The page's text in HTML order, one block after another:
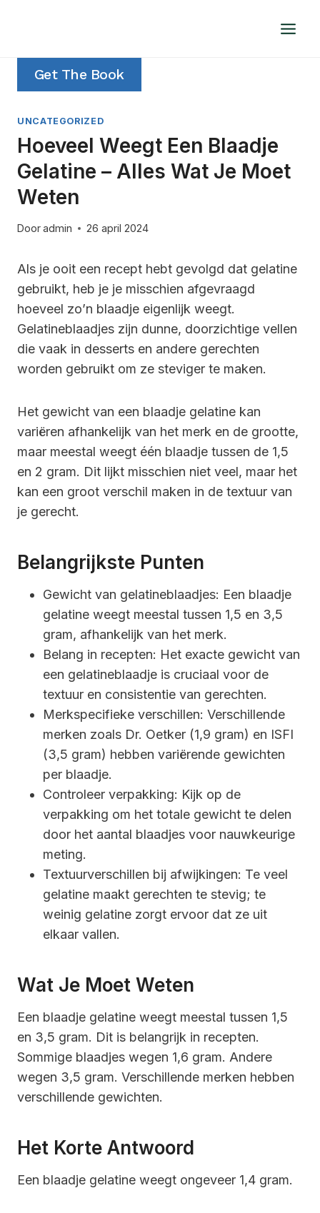
Get The Book
UNCATEGORIZED
Hoeveel Weegt Een Blaadje
Gelatine – Alles Wat Je Moet
Weten
Dooradmin 26 april 2024
Als je ooit een recept hebt gevolgd dat gelatine
gebruikt, heb je je misschien afgevraagd
hoeveel zo’n blaadje eigenlijk weegt.
Gelatineblaadjes zijn dunne, doorzichtige vellen
die vaak in desserts en andere gerechten
worden gebruikt om ze steviger te maken.
Het gewicht van een blaadje gelatine kan
variëren afhankelijk van het merk en de grootte,
maar meestal weegt één blaadje tussen de 1,5
en 2 gram. Dit lijkt misschien niet veel, maar het
kan een groot verschil maken in de textuur van
je gerecht.
Belangrijkste Punten
Gewicht van gelatineblaadjes: Een blaadje
gelatine weegt meestal tussen 1,5 en 3,5
gram, afhankelijk van het merk.
Belang in recepten: Het exacte gewicht van
een gelatineblaadje is cruciaal voor de
textuur en consistentie van gerechten.
Merkspecifieke verschillen: Verschillende
merken zoals Dr. Oetker (1,9 gram) en ISFI
(3,5 gram) hebben variërende gewichten
per blaadje.
Controleer verpakking: Kijk op de
verpakking om het totale gewicht te delen
door het aantal blaadjes voor nauwkeurige
meting.
Textuurverschillen bij afwijkingen: Te veel
gelatine maakt gerechten te stevig; te
weinig gelatine zorgt ervoor dat ze uit
elkaar vallen.
Wat Je Moet Weten
Een blaadje gelatine weegt meestal tussen 1,5
en 3,5 gram. Dit is belangrijk in recepten.
Sommige blaadjes wegen 1,6 gram. Andere
wegen 3,5 gram. Verschillende merken hebben
verschillende gewichten.
Het Korte Antwoord
Een blaadje gelatine weegt ongeveer 1,4 gram.